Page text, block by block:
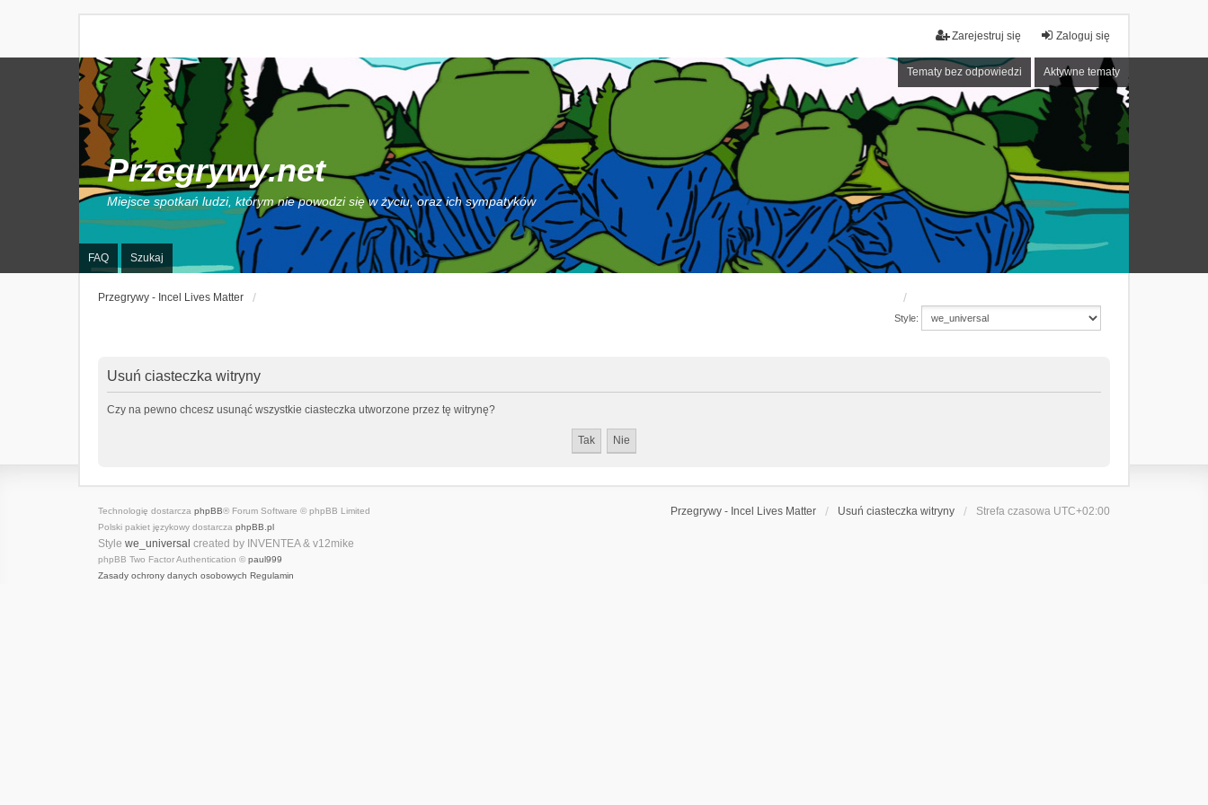
Zaloguj się
Zarejestruj się
Tematy bez odpowiedzi Aktywne tematy
Przegrywy.net
Miejsce spotkań ludzi, którym nie powodzi się w życiu, oraz ich sympatyków
FAQ Szukaj
Przegrywy - Incel Lives Matter
Style:
Usuń ciasteczka witryny
Czy na pewno chcesz usunąć wszystkie ciasteczka utworzone przez tę witrynę?
Przegrywy - Incel Lives Matter Usuń ciasteczka witryny Strefa czasowa UTC+02:00
Technologię dostarcza phpBB® Forum Software © phpBB Limited
Polski pakiet językowy dostarcza phpBB.pl
Style we_universal created by INVENTEA & v12mike
phpBB Two Factor Authentication © paul999
Zasady ochrony danych osobowych Regulamin